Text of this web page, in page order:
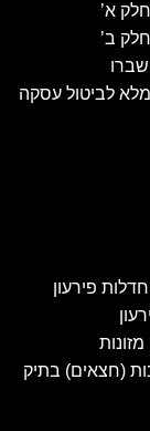
א’
ב’
לביטול עסקה
פירעון
(חצאים) בתיק